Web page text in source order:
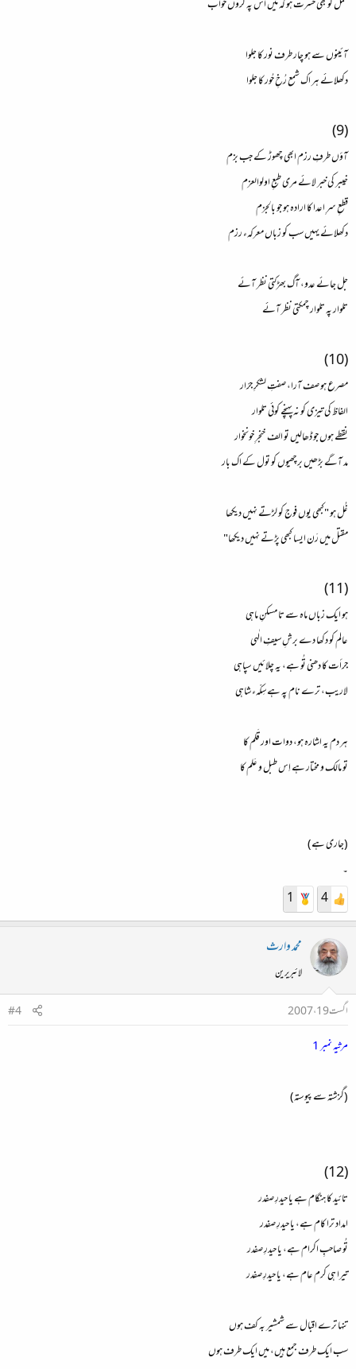
مخمل کو بھی حسرت ہو کہ میں اس پہ کروں خواب
آئینوں سے ہو چار طرف نور کا جلوا
دکھلائے ہر اک شمع رُخِ حُور کا جلوا
(9)
آؤں طرفِ رزم ابھی چھوڑ کے جب بزم
خیبر کی خبر لائے مری طبعِ اولوالعزم
قطعِ سرِ اعدا کا ارادہ ہو جو بالجزم
دکھلائے یہیں سب کو زباں معرکہء رزم
جل جائے عدو، آگ بھڑکتی نظر آئے
تلوار پہ تلوار چمکتی نظر آئے
(10)
مصرع ہو صف آرا، صفتِ لشکرِ جرّار
الفاظ کی تیزی کو نہ پہنچے کوئی تلوار
نقطے ہوں جو ڈھالیں تو الف خنجرِ خونخوار
مد آگے بڑھیں برچھیوں کو تول کے اک بار
غُل ہو "کبھی یوں فوج کو لڑتے نہیں دیکھا
مقتل میں رَن ایسا کبھی پڑتے نہیں دیکھا"
(11)
ہو ایک زباں ماہ سے تا مسکنِ ماہی
عالم کو دکھا دے برشِ سیفِ الٰہی
جرأت کا دھنی تُو ہے، یہ چلائیں سپاہی
لاریب، ترے نام پہ ہے سِکّہء شاہی
ہر دم یہ اشارہ ہو، دوات اور قَلم کا
تو مالک و مختار ہے اِس طبل و عَلم کا
(جاری ہے)
۔
4
1
محمد وارث
لائبریرین
اگست 19، 2007
#4
مرثیہ نمبر 1
(گزشتہ سے پیوستہ)
(12)
تائید کا ہنگام ہے یا حیدرِ صفدر
امداد ترا کام ہے، یا حیدرِ صفدر
تُو صاحبِ اکرام ہے، یا حیدرِ صفدر
تیرا ہی کرم عام ہے، یا حیدرِ صفدر
تنہا ترے اقبال سے شمشیر بہ کف ہوں
سب ایک طرف جمع ہیں، میں ایک طرف ہوں